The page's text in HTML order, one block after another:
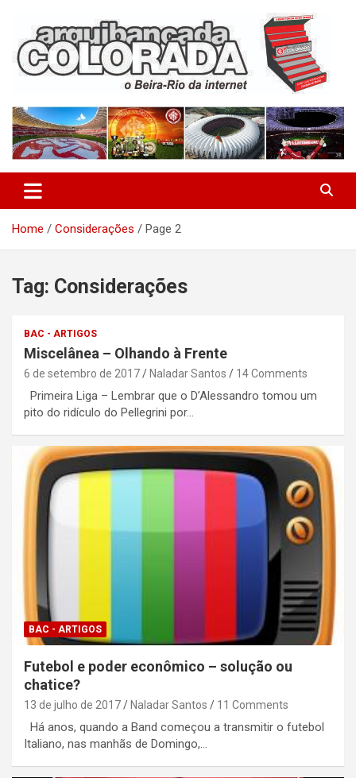
content
Arquibancada Colorada
Home Considerações Page 2
Tag: Considerações
BAC - ARTIGOS
Miscelânea – Olhando à Frente
6 de setembro de 2017 Naladar Santos 14 Comments
Primeira Liga – Lembrar que o D’Alessandro tomou um
pito do ridículo do Pellegrini por…
BAC - ARTIGOS
Futebol e poder econômico – solução ou
chatice?
13 de julho de 2017 Naladar Santos 11 Comments
Há anos, quando a Band começou a transmitir o futebol
Italiano, nas manhãs de Domingo,…